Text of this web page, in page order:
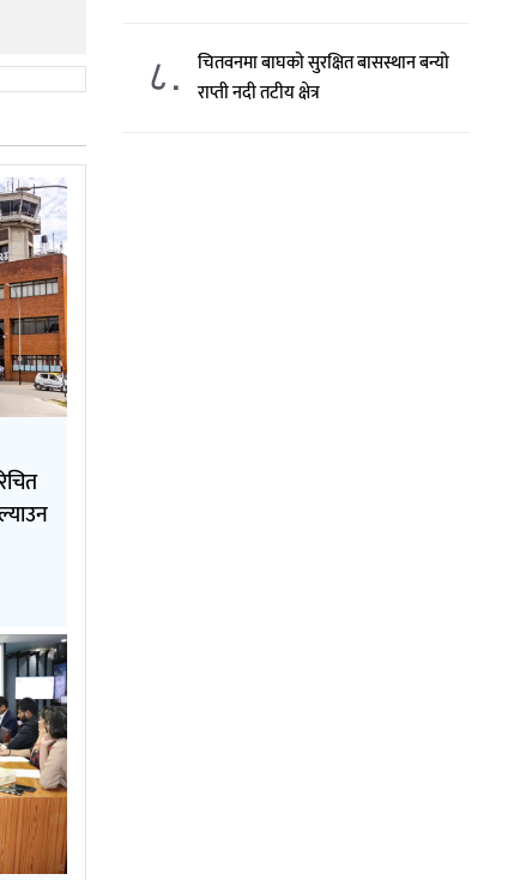
८.
चितवनमा बाघको सुरक्षित बासस्थान बन्यो
राप्ती नदी तटीय क्षेत्र